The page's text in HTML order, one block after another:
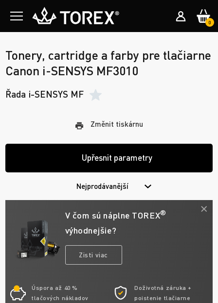
0
Tonery, cartridge a farby pre tlačiarne
Canon i-SENSYS MF3010
Řada i-SENSYS MF
Změnit tiskárnu
Upřesnit parametry
Nejprodávanější
V čom sú náplne TOREX®
výhodnejšie?
Zisti viac
Úspora až 40 %
tlačových nákladov
Doživotná záruka +
poistenie tlačiarne